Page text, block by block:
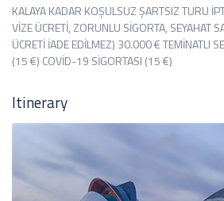
KALAYA KADAR KOŞULSUZ ŞARTSIZ TURU
VİZE ÜCRETİ, ZORUNLU SİGORTA, SEYAHAT
ÜCRETİ İADE EDİLMEZ) 30.000 € TEMİNATLI
(15 €) COVİD-19 SİGORTASI (15 €)
Itinerary